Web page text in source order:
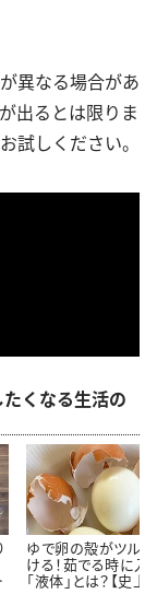
異なる場合があ
出るとは限りま
試しください。
くなる生活の
ゆで卵の殻がツルっ
ける！茹でる時に入
「液体」とは？【史上